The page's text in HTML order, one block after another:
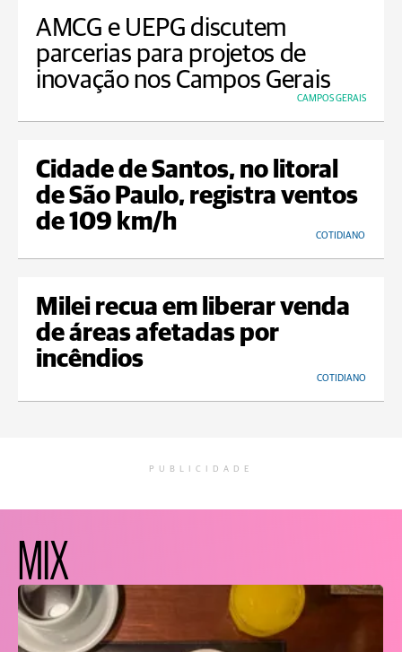
AMCG e UEPG discutem
parcerias para projetos de
inovação nos Campos Gerais
CAMPOS GERAIS
Cidade de Santos, no litoral
de São Paulo, registra ventos
de 109 km/h
COTIDIANO
Milei recua em liberar venda
de áreas afetadas por
incêndios
COTIDIANO
PUBLICIDADE
MIX